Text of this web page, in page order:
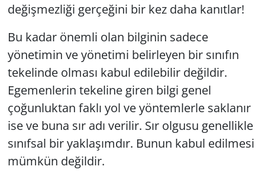
değişmezliği gerçeğini bir kez daha kanıtlar!
Bu kadar önemli olan bilginin sadece
yönetimin ve yönetimi belirleyen bir sınıfın
tekelinde olması kabul edilebilir değildir.
Egemenlerin tekeline giren bilgi genel
çoğunluktan faklı yol ve yöntemlerle saklanır
ise ve buna sır adı verilir. Sır olgusu genellikle
sınıfsal bir yaklaşımdır. Bunun kabul edilmesi
mümkün değildir.
Yerel